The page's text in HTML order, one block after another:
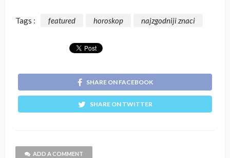
Tags : featured horoskop najzgodniji znaci
SHARE ON FACEBOOK
SHARE ON TWITTER
ADD A COMMENT